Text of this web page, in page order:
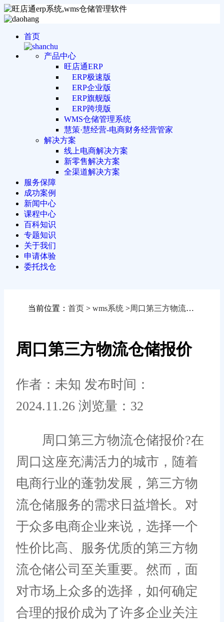
首页
产品中心
旺店通ERP
ERP极速版
ERP企业版
ERP旗舰版
ERP跨境版
WMS仓储管理系统
慧策·慧经营-电商财务经营管家
解决方案
线上电商解决方案
新零售解决方案
全渠道解决方案
服务保障
成功案例
新闻中心
课程中心
百科知识
专题知识
关于我们
申请体验
委托找仓
当前位置： 首页 > wms系统 >周口第三方物流仓储报价
周口第三方物流仓储报价
作者：未知 发布时间：
2024.11.26 浏览量：32
周口第三方物流仓储报价?在
周口这座充满活力的城市，随着
电商行业的蓬勃发展，第三方物
流仓储服务的需求日益增长。对
于众多电商企业来说，选择一个
性价比高、服务优质的第三方物
流仓储公司至关重要。然而，面
对市场上众多的选择，如何确定
合理的报价成为了许多企业关注